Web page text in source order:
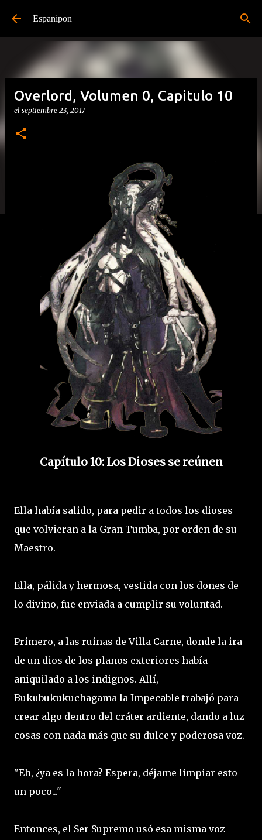
Espanipon
Overlord, Volumen 0, Capitulo 10
el septiembre 23, 2017
Capítulo 10: Los Dioses se reúnen
Ella había salido, para pedir a todos los dioses
que volvieran a la Gran Tumba, por orden de su
Maestro.
Ella, pálida y hermosa, vestida con los dones de
lo divino, fue enviada a cumplir su voluntad.
Primero, a las ruinas de Villa Carne, donde la ira
de un dios de los planos exteriores había
aniquilado a los indignos. Allí,
Bukubukukuchagama la Impecable trabajó para
crear algo dentro del cráter ardiente, dando a luz
cosas con nada más que su dulce y poderosa voz.
"Eh, ¿ya es la hora? Espera, déjame limpiar esto
un poco..."
Entonces, el Ser Supremo usó esa misma voz